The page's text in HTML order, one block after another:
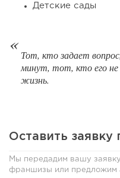
111
Coffee Way приступил к
Детские сады
Тот, кто задает
минут, тот, кто его не
жизнь.
Оставить заявку
Мы передадим вашу
франшизы или предложим